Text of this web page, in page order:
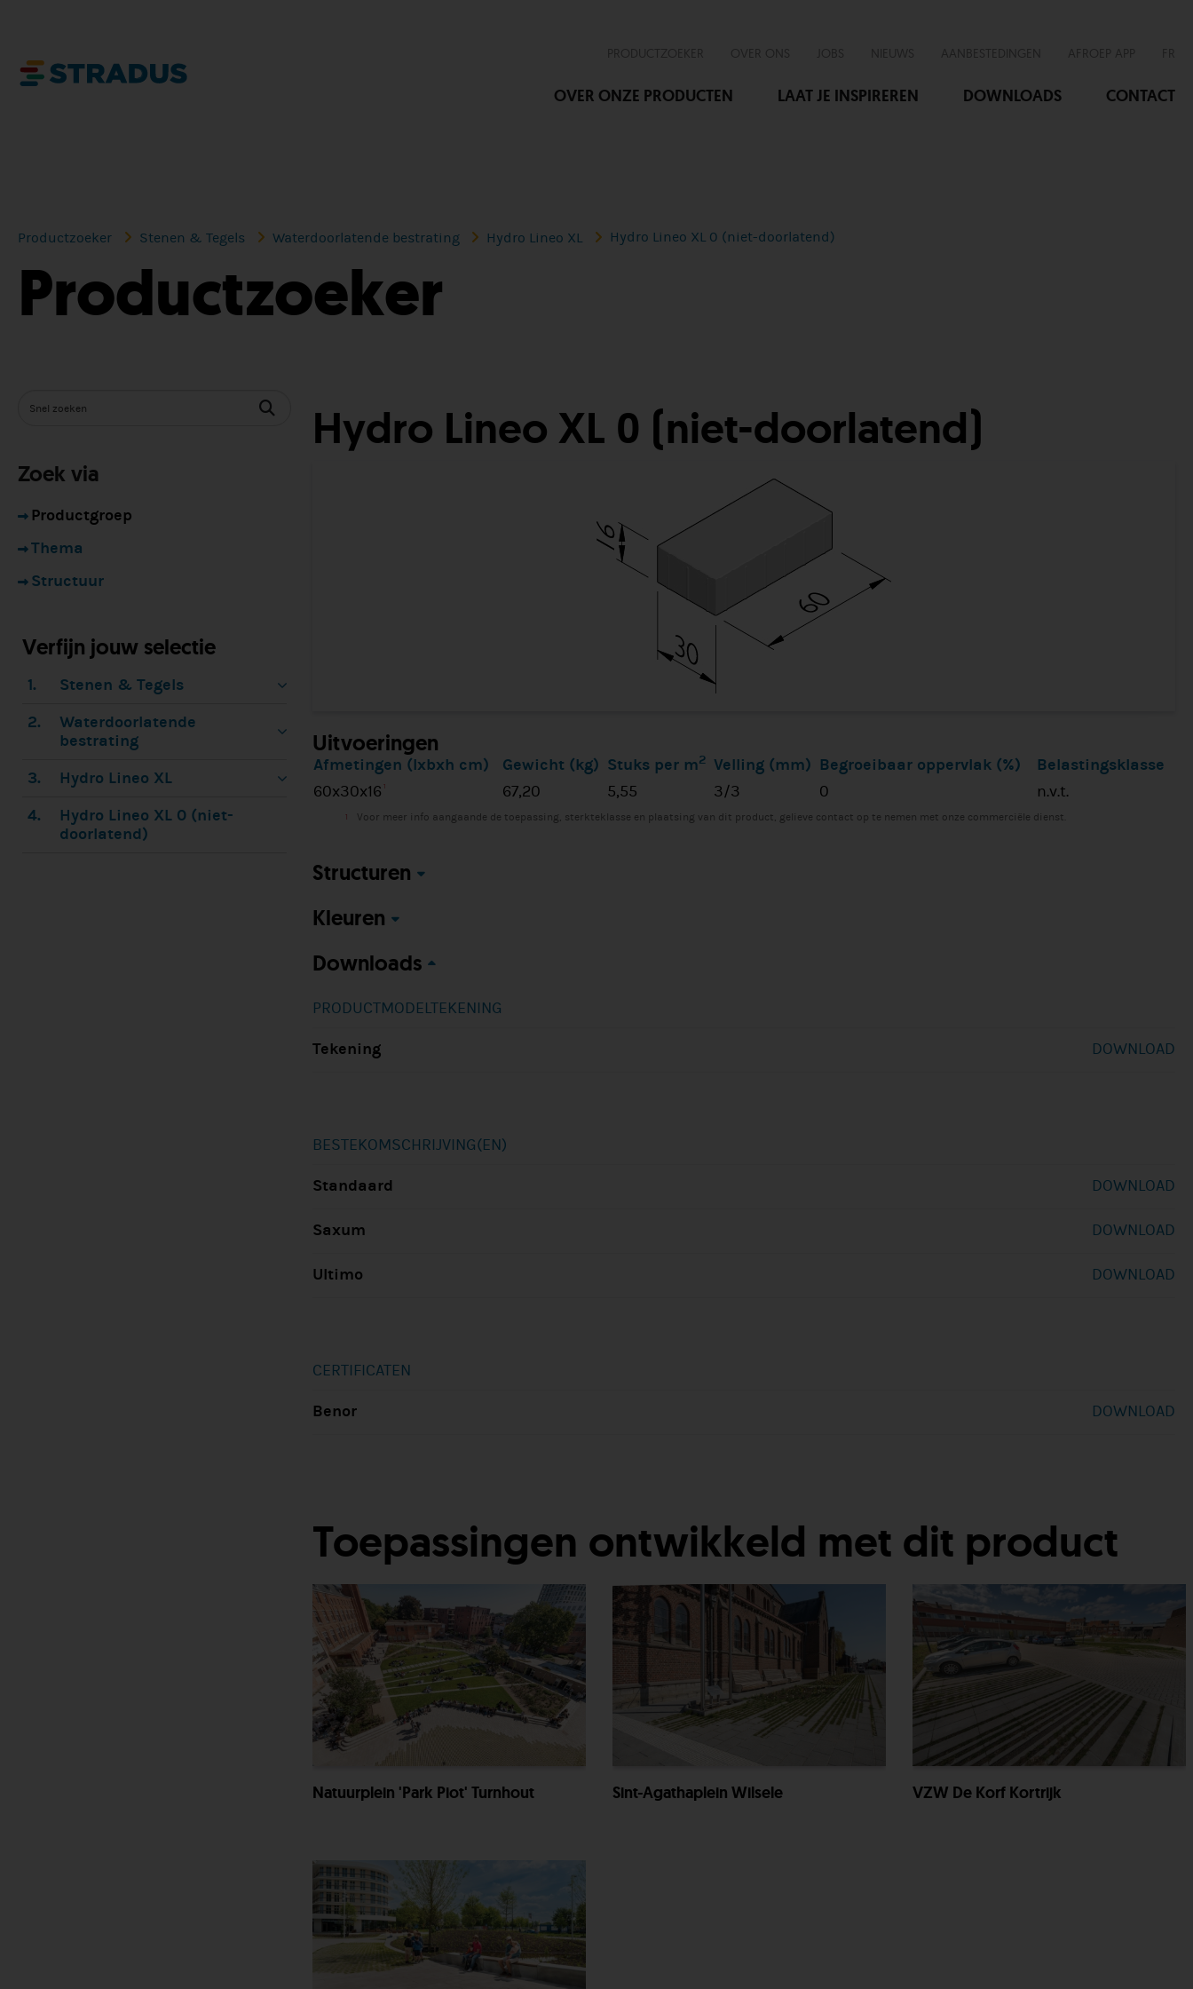
OVER ONZE PRODUCTEN LAAT JE INSPIREREN DOWNLOADS CONTACT
Productzoeker Stenen & Tegels Waterdoorlatende bestrating Hydro Lineo XL Hydro Lineo XL 0 (niet-doorlatend)
Productzoeker
Zoek via
Productgroep
Thema
Structuur
Verfijn jouw selectie
1.
Stenen & Tegels
2.
Waterdoorlatende
bestrating
3.
Hydro Lineo XL
4.
Hydro Lineo XL 0 (niet-
doorlatend)
Hydro Lineo XL 0 (niet-doorlatend)
Uitvoeringen
Afmetingen (lxbxh cm) Gewicht (kg) Stuks per m2 Velling (mm) Begroeibaar oppervlak (%)
Belastingsklasse
60x30x16 1 67,20 5,55 3/3 0 n.v.t.
1 Voor meer info aangaande de toepassing, sterkteklasse en plaatsing van dit product, gelieve contact op te nemen met onze commerciële dienst.
Structuren
Kleuren
Downloads
PRODUCTMODELTEKENING
Tekening DOWNLOAD
BESTEKOMSCHRIJVING(EN)
Standaard DOWNLOAD
Saxum DOWNLOAD
Ultimo DOWNLOAD
CERTIFICATEN
Benor DOWNLOAD
Toepassingen ontwikkeld met dit product
Natuurplein 'Park Piot' Turnhout Sint-Agathaplein Wilsele VZW De Korf Kortrijk